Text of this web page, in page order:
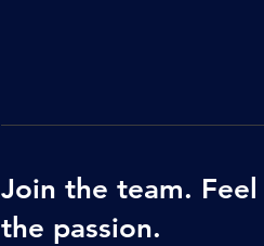
Join the team. Feel
the passion.